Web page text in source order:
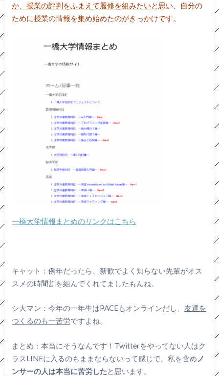
か、授業の評判をふまえて履修を組みたいと思い、自分の
ために授業の情報を集め始めたのがきっかけです。
一橋大学情報まとめのリンクはこちら
キャット：例年だったら、新歓でよく知らない先輩がオス
スメの時間割を組んでくれてましたもんね。
シ大マン：今年の一年生はPACEもオンラインだし、 友達を
つくるのも一苦労ですよね。
まとめ：本当にそうなんです！Twitterをやってない人はク
ラスLINEに入るのもままならないって感じで、私を含め ノ
ンサーの人は本当に苦労したと思います。